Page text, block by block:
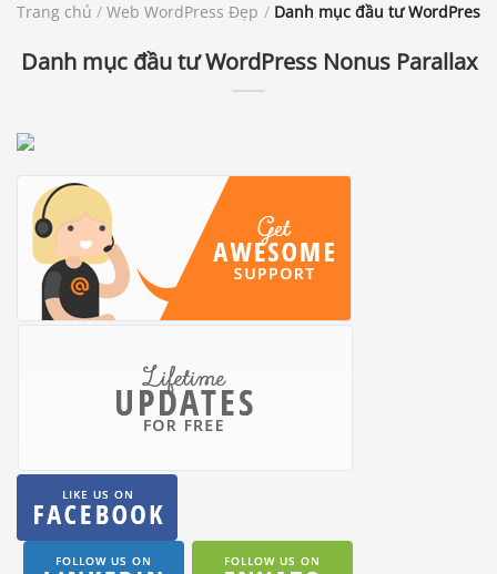
Trang chủ / Web WordPress Đẹp / Danh mục đầu tư WordPress
Danh mục đầu tư WordPress Nonus Parallax